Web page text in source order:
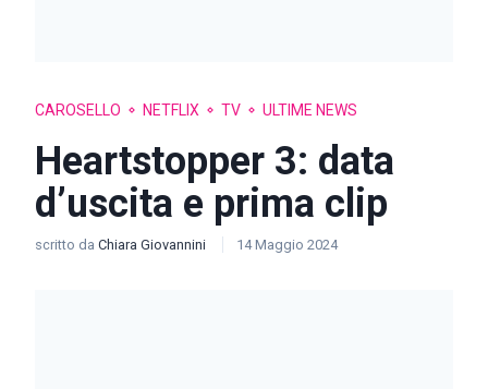
CAROSELLO NETFLIX TV ULTIME NEWS
Heartstopper 3: data
d’uscita e prima clip
scritto da Chiara Giovannini 14 Maggio 2024